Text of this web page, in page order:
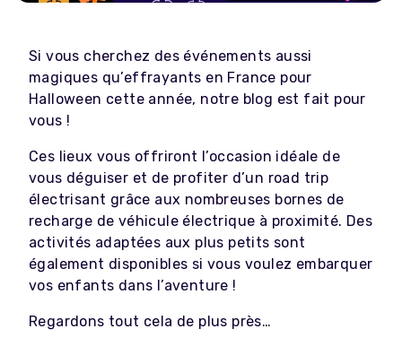
Si vous cherchez des événements aussi
magiques qu’effrayants en France pour
Halloween cette année, notre blog est fait pour
vous !
Ces lieux vous offriront l’occasion idéale de
vous déguiser et de profiter d’un road trip
électrisant grâce aux nombreuses bornes de
recharge de véhicule électrique à proximité. Des
activités adaptées aux plus petits sont
également disponibles si vous voulez embarquer
vos enfants dans l’aventure !
Regardons tout cela de plus près…